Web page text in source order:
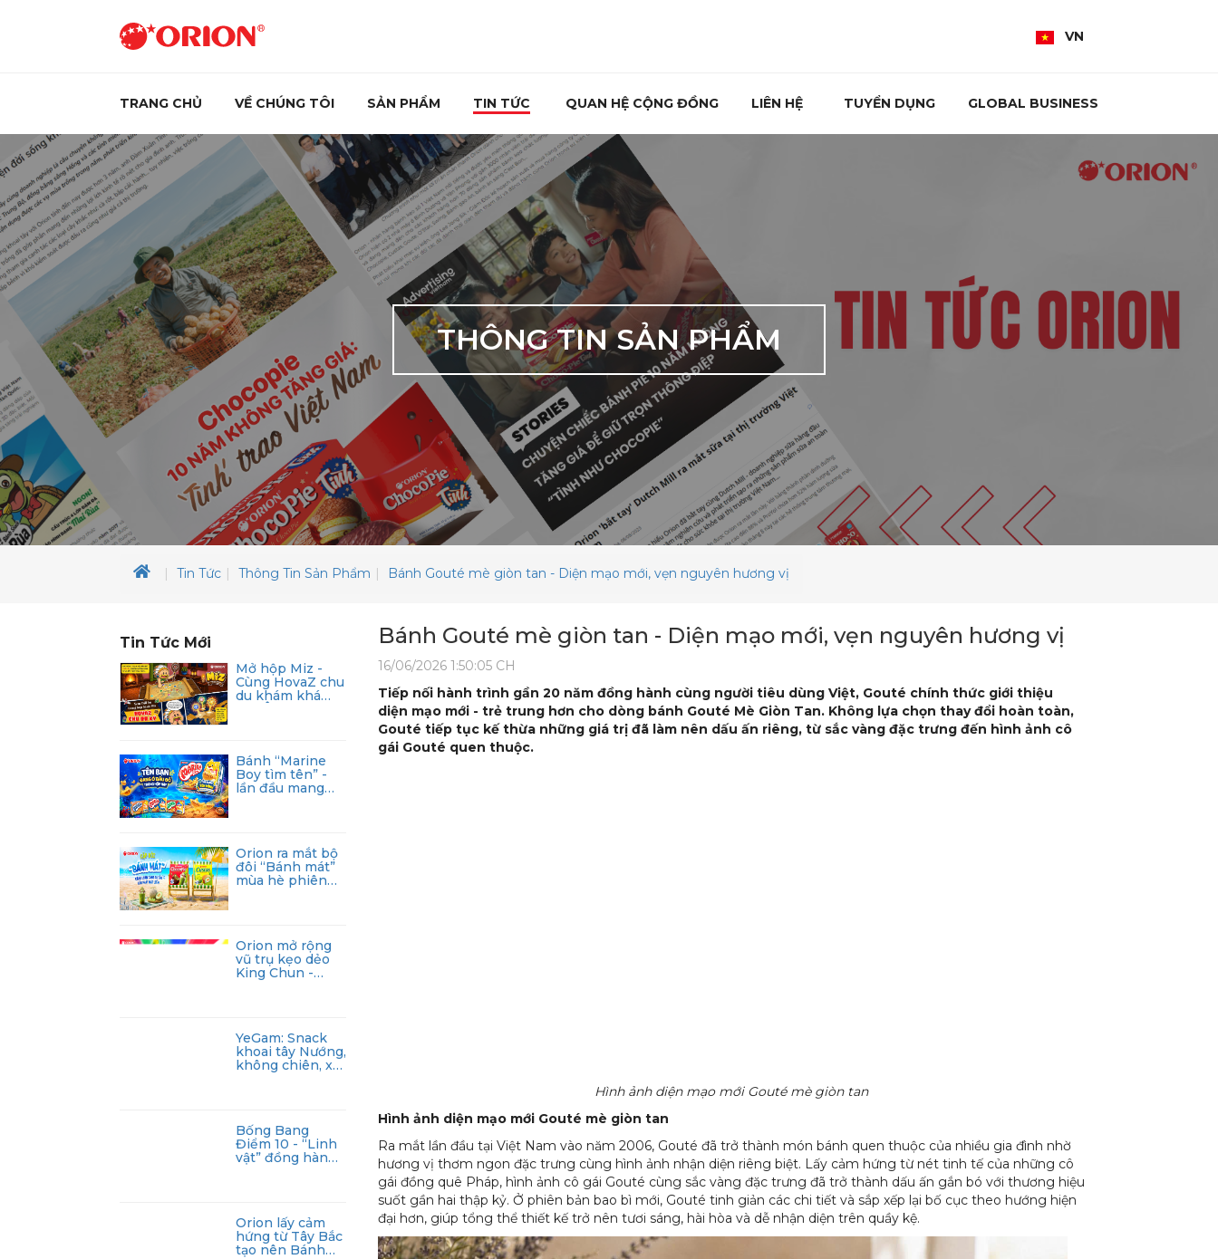
VN
TRANG CHỦ VỀ CHÚNG TÔI SẢN PHẨM TIN TỨC QUAN HỆ CỘNG ĐỒNG LIÊN HỆ TUYỂN DỤNG GLOBAL BUSINESS
THÔNG TIN SẢN PHẨM
Tin Tức Thông Tin Sản Phẩm Bánh Gouté mè giòn tan - Diện mạo mới, vẹn nguyên hương vị
Tin Tức Mới
Mở hộp Miz -
Cùng HovaZ chu
du khám khá
Bánh “Marine
Boy tìm tên” -
lần đầu mang
Orion ra mắt bộ
đôi “Bánh mát”
mùa hè phiên
Orion mở rộng
vũ trụ kẹo dẻo
King Chun -
YeGam: Snack
khoai tây Nướng,
không chiên, xu
Bống Bang
Điểm 10 - “Linh
vật” đồng hành
Orion lấy cảm
hứng từ Tây Bắc
tạo nên Bánh
Bánh Gouté mè giòn tan - Diện mạo mới, vẹn nguyên hương vị
16/06/2026 1:50:05 CH
Tiếp nối hành trình gần 20 năm đồng hành cùng người tiêu dùng Việt, Gouté chính thức giới thiệu
diện mạo mới - trẻ trung hơn cho dòng bánh Gouté Mè Giòn Tan. Không lựa chọn thay đổi hoàn toàn,
Gouté tiếp tục kế thừa những giá trị đã làm nên dấu ấn riêng, từ sắc vàng đặc trưng đến hình ảnh cô
gái Gouté quen thuộc.
Hình ảnh diện mạo mới Gouté mè giòn tan
Hình ảnh diện mạo mới Gouté mè giòn tan
Ra mắt lần đầu tại Việt Nam vào năm 2006, Gouté đã trở thành món bánh quen thuộc của nhiều gia đình nhờ
hương vị thơm ngon đặc trưng cùng hình ảnh nhận diện riêng biệt. Lấy cảm hứng từ nét tinh tế của những cô
gái đồng quê Pháp, hình ảnh cô gái Gouté cùng sắc vàng đặc trưng đã trở thành dấu ấn gắn bó với thương hiệu
suốt gần hai thập kỷ. Ở phiên bản bao bì mới, Gouté tinh giản các chi tiết và sắp xếp lại bố cục theo hướng hiện
đại hơn, giúp tổng thể thiết kế trở nên tươi sáng, hài hòa và dễ nhận diện trên quầy kệ.